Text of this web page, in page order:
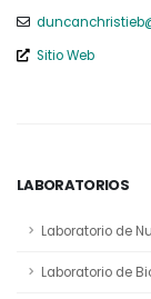
Sitio Web
LABORATORIOS
Laboratorio de
Laboratorio de